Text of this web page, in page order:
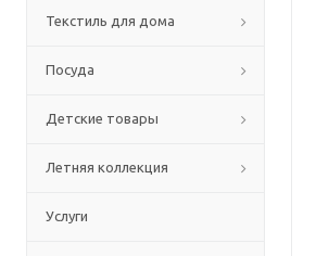
Текстиль для дома
Посуда
Детские товары
Летняя коллекция
Услуги